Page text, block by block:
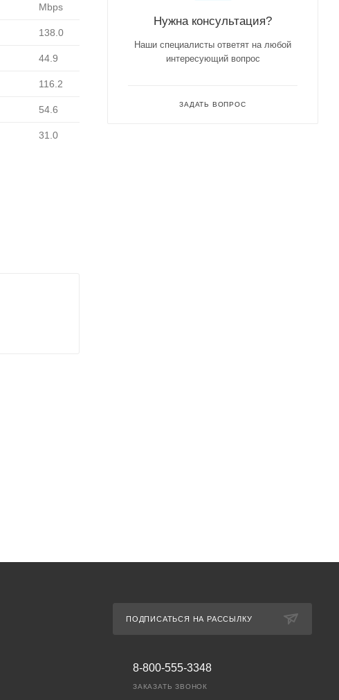
Mbps
138.0
44.9
116.2
54.6
31.0
Нужна консультация?
Наши специалисты ответят на любой
интересующий вопрос
ЗАДАТЬ ВОПРОС
ПОДПИСАТЬСЯ НА РАССЫЛКУ
8-800-555-3348
ЗАКАЗАТЬ ЗВОНОК